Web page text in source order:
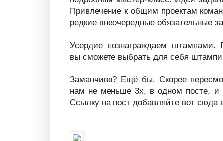
Привлечение к общим проектам
редкие внеочередные обязательные
Усердие вознаграждаем штампами.
вы сможете выбрать для себя
Заманчиво? Ещё бы. Скорее
нам не меньше 3х, в одном посте, и
Ссылку на пост добавляйте вот сюда